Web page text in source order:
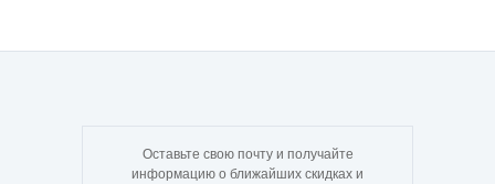
Оставьте свою почту и получайте
информацию о ближайших скидках и